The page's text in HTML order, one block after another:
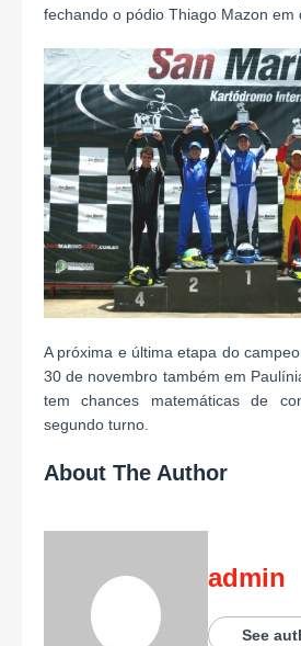
fechando o pódio Thiago Mazon em
A próxima e última etapa do
30 de novembro também em
tem chances matemáticas de
segundo turno.
About The Author
admin
See